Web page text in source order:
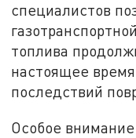
специалистов
топлива
настоящее
последствий
Особое